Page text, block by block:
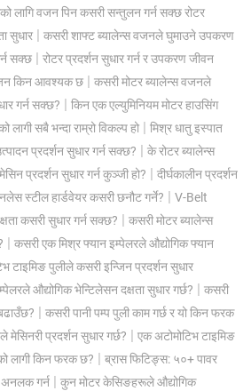
लागि वजन पिन कसरी सन्तुलन गर्न सक्छ रोटर
सुधार | कसरी शाफ्ट ब्यालेन्स वजनले घुमाउने उपकरण
सक्छ | रोटर प्रदर्शन सुधार गर्न र उपकरण जीवन
किन आवश्यक छ | कसरी मोटर ब्यालेन्स वजनले
गर्न सक्छ? | किन एक एल्युमिनियम मोटर हाउसिंग
लागी सबै भन्दा राम्रो विकल्प हो | मिश्र धातु इस्पात
प्रदर्शन सुधार गर्न सक्छ? | के रोटर ब्यालेन्स
प्रदर्शन सुधार गर्न कुञ्जी हो? | दीर्घकालीन प्रदर्शन
स्टील हार्डवेयर कसरी छनौट गर्ने? | V-Belt
कसरी सुधार गर्न सक्छ? | कसरी मोटर ब्यालेन्स
| कसरी एक मिश्र फ्यान इम्पेलरले औद्योगिक फ्यान
टाइमिङ पुलीले कसरी इन्जिन प्रदर्शन सुधार
औद्योगिक भेन्टिलेसन दक्षता सुधार गर्छ? | कसरी
| कसरी पानी पम्प पुली काम गर्छ र यो किन फरक
प्रदर्शन सुधार गर्छ? | एक अटोमोटिभ टाइमिङ
लागी किन फरक छ? | ब्रास फिटिङ्स: ५०+ पावर
अनलक गर्न | कुन मोटर केसिङहरूले औद्योगिक